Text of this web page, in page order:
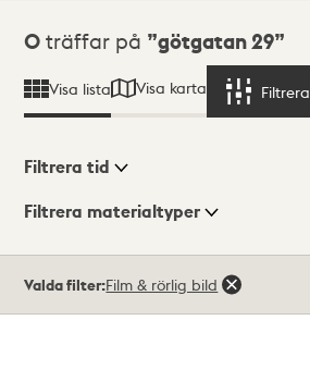
Sökresultat
0 träffar på götgatan 29
Visa lista Visa karta Filtrera
Visningsläge
Filtrera tid
Filtrera materialtyper
träffar
Valda filter:Film & rörlig bild